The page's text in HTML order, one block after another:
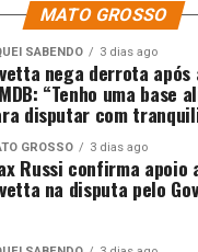
quanto no cotidiano
o vínculo entre
em todas as
Mendes também
primeira-dama
Mulher-Cidadã
das mais
foi reconhecida, em
MATO GROSSO
SABENDO 3 dias ago
nega derrota
“Tenho uma base
disputar com
GROSSO 3 dias ago
Russi confirma apoio
na disputa pelo